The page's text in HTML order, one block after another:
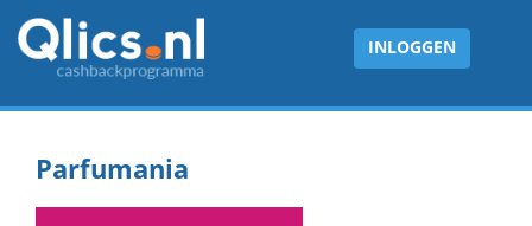
INLOGGEN
Parfumania